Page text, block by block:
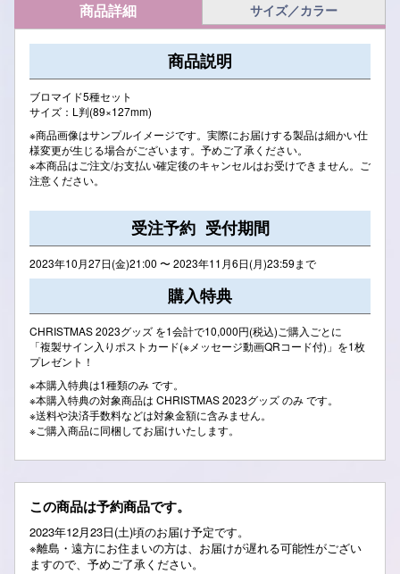
商品詳細 サイズ／カラー
商品説明
ブロマイド5種セット
サイズ：L判(89×127mm)
※商品画像はサンプルイメージです。実際にお届けする製品は細かい仕
様変更が生じる場合がございます。予めご了承ください。
※本商品はご注文/お支払い確定後のキャンセルはお受けできません。ご
注意ください。
受注予約 受付期間
2023年10月27日(金)21:00 〜 2023年11月6日(月)23:59まで
購入特典
CHRISTMAS 2023グッズ を1会計で10,000円(税込)ご購入ごとに
「複製サイン入りポストカード(※メッセージ動画QRコード付)」を1枚
プレゼント！
※本購入特典は1種類のみ です。
※本購入特典の対象商品は CHRISTMAS 2023グッズ のみ です。
※送料や決済手数料などは対象金額に含みません。
※ご購入商品に同梱してお届けいたします。
この商品は予約商品です。
2023年12月23日(土)頃のお届け予定です。
※離島・遠方にお住まいの方は、お届けが遅れる可能性がござい
ますので、予めご了承ください。